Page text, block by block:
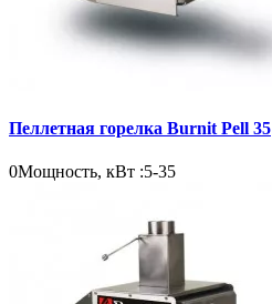
Пеллетная горелка Burnit Pell 35
0Мощность, кВт :5-35